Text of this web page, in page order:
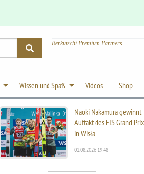
Berkutschi Premium Partners
Wissen und Spaß Videos Shop
Naoki Nakamura gewinnt
Auftakt des FIS Grand Prix
in Wisła
01.08.2026 19:48